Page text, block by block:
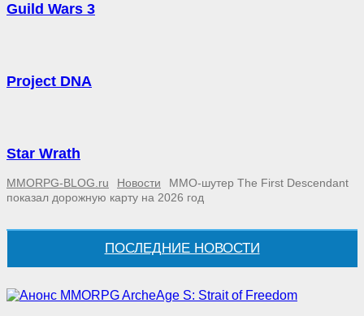
Guild Wars 3
Project DNA
Star Wrath
MMORPG-BLOG.ru Новости
MMO-шутер The First Descendant
показал дорожную карту на 2026 год
ПОСЛЕДНИЕ НОВОСТИ